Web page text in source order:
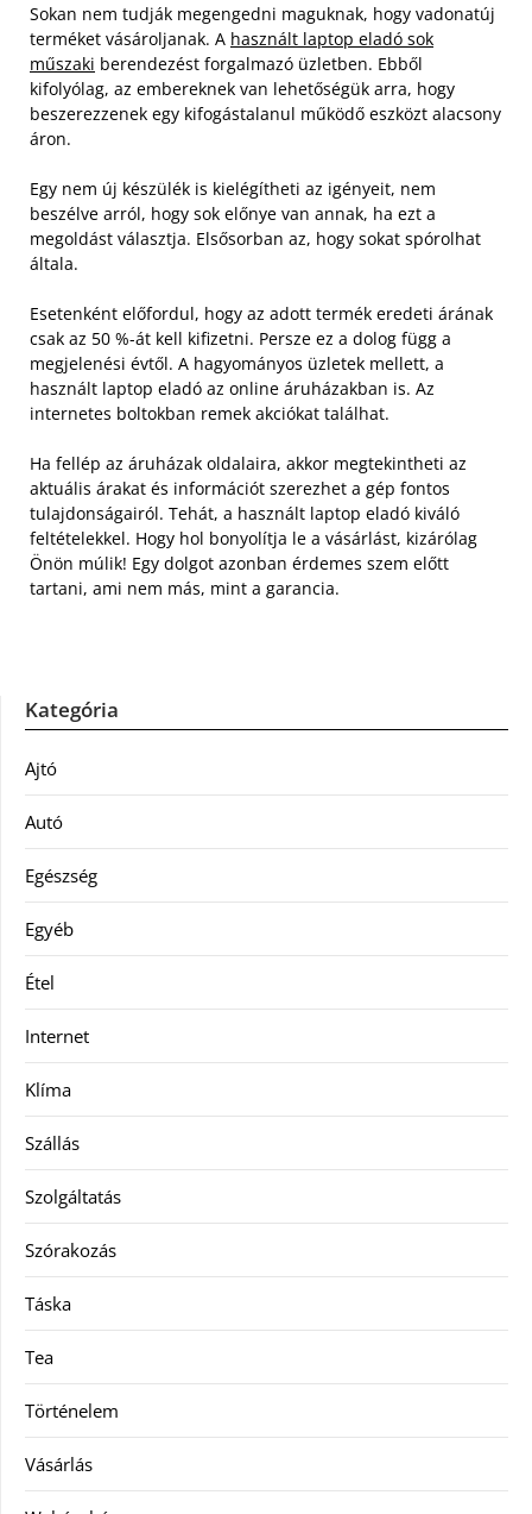
Sokan nem tudják megengedni maguknak, hogy vadonatúj
terméket vásároljanak. A használt laptop eladó sok
műszaki berendezést forgalmazó üzletben. Ebből
kifolyólag, az embereknek van lehetőségük arra, hogy
beszerezzenek egy kifogástalanul működő eszközt alacsony
áron.
Egy nem új készülék is kielégítheti az igényeit, nem
beszélve arról, hogy sok előnye van annak, ha ezt a
megoldást választja. Elsősorban az, hogy sokat spórolhat
általa.
Esetenként előfordul, hogy az adott termék eredeti árának
csak az 50 %-át kell kifizetni. Persze ez a dolog függ a
megjelenési évtől. A hagyományos üzletek mellett, a
használt laptop eladó az online áruházakban is. Az
internetes boltokban remek akciókat találhat.
Ha fellép az áruházak oldalaira, akkor megtekintheti az
aktuális árakat és információt szerezhet a gép fontos
tulajdonságairól. Tehát, a használt laptop eladó kiváló
feltételekkel. Hogy hol bonyolítja le a vásárlást, kizárólag
Önön múlik! Egy dolgot azonban érdemes szem előtt
tartani, ami nem más, mint a garancia.
Kategória
Ajtó
Autó
Egészség
Egyéb
Étel
Internet
Klíma
Szállás
Szolgáltatás
Szórakozás
Táska
Tea
Történelem
Vásárlás